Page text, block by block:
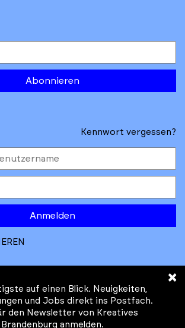
Abonnieren
Kennwort vergessen?
Anmelden
© Kreatives Brandenburg im Auftrag des
×
auf einen Blick. Neuigkeiten,
und Jobs direkt ins Postfach.
den Newsletter von Kreatives
Brandenburg anmelden.